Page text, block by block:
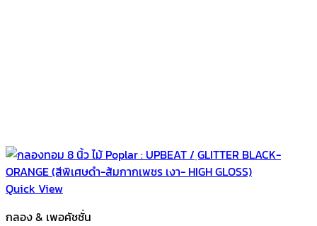
Quick View
กลอง & เพอคัชชั่น